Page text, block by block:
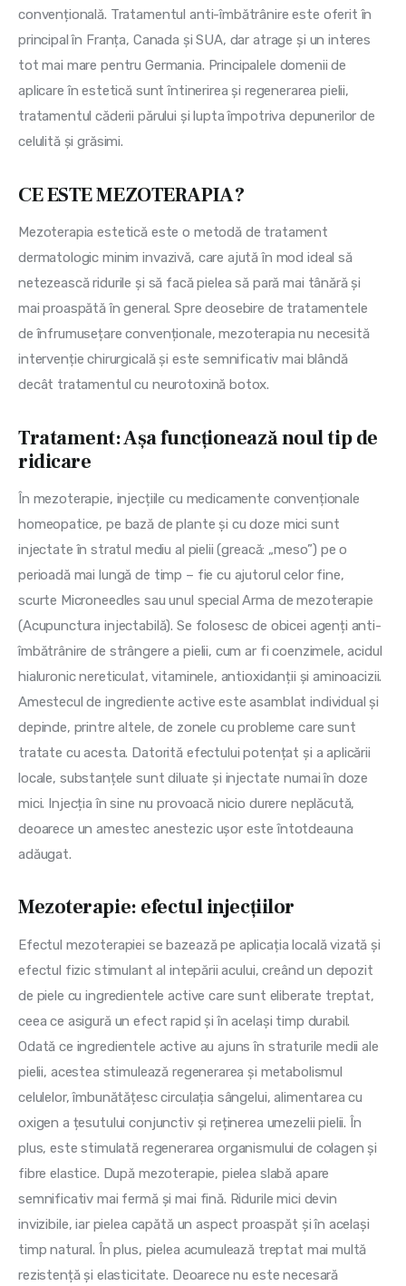
convențională. Tratamentul anti-îmbătrânire este oferit în
principal în Franța, Canada și SUA, dar atrage și un interes
tot mai mare pentru Germania. Principalele domenii de
aplicare în estetică sunt întinerirea și regenerarea pielii,
tratamentul căderii părului și lupta împotriva depunerilor de
celulită și grăsimi.
CE ESTE MEZOTERAPIA?
Mezoterapia estetică este o metodă de tratament
dermatologic minim invazivă, care ajută în mod ideal să
netezească ridurile și să facă pielea să pară mai tânără și
mai proaspătă în general. Spre deosebire de tratamentele
de înfrumusețare convenționale, mezoterapia nu necesită
intervenție chirurgicală și este semnificativ mai blândă
decât tratamentul cu neurotoxină botox.
Tratament: Așa funcționează noul tip de
ridicare
În mezoterapie, injecțiile cu medicamente convenționale
homeopatice, pe bază de plante și cu doze mici sunt
injectate în stratul mediu al pielii (greacă: „meso”) pe o
perioadă mai lungă de timp – fie cu ajutorul celor fine,
scurte Microneedles sau unul special Arma de mezoterapie
(Acupunctura injectabilă). Se folosesc de obicei agenți anti-
îmbătrânire de strângere a pielii, cum ar fi coenzimele, acidul
hialuronic nereticulat, vitaminele, antioxidanții și aminoacizii.
Amestecul de ingrediente active este asamblat individual și
depinde, printre altele, de zonele cu probleme care sunt
tratate cu acesta. Datorită efectului potențat și a aplicării
locale, substanțele sunt diluate și injectate numai în doze
mici. Injecția în sine nu provoacă nicio durere neplăcută,
deoarece un amestec anestezic ușor este întotdeauna
adăugat.
Mezoterapie: efectul injecțiilor
Efectul mezoterapiei se bazează pe aplicația locală vizată și
efectul fizic stimulant al intepării acului, creând un depozit
de piele cu ingredientele active care sunt eliberate treptat,
ceea ce asigură un efect rapid și în același timp durabil.
Odată ce ingredientele active au ajuns în straturile medii ale
pielii, acestea stimulează regenerarea și metabolismul
celulelor, îmbunătățesc circulația sângelui, alimentarea cu
oxigen a țesutului conjunctiv și reținerea umezelii pielii. În
plus, este stimulată regenerarea organismului de colagen și
fibre elastice. După mezoterapie, pielea slabă apare
semnificativ mai fermă și mai fină. Ridurile mici devin
invizibile, iar pielea capătă un aspect proaspăt și în același
timp natural. În plus, pielea acumulează treptat mai multă
rezistență și elasticitate. Deoarece nu este necesară